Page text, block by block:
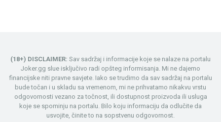
(18+) DISCLAIMER: Sav sadržaj i informacije koje se nalaze na portalu
Joker.gg slue isključivo radi opšteg informisanja. Mi ne dajemo
financijske niti pravne savjete. Iako se trudimo da sav sadržaj na portalu
bude točan i u skladu sa vremenom, mi ne prihvatamo nikakvu vrstu
odgovornosti vezano za točnost, ili dostupnost proizvoda ili usluga
koje se spominju na portalu. Bilo koju informaciju da odlučite da
usvojite, činite to na sopstvenu odgovornost.